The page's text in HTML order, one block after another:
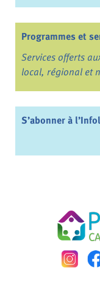
Programmes et
Services offerts
local, régional et
S’abonner à